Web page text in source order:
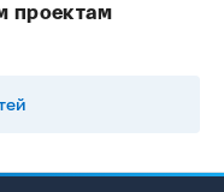
проектам